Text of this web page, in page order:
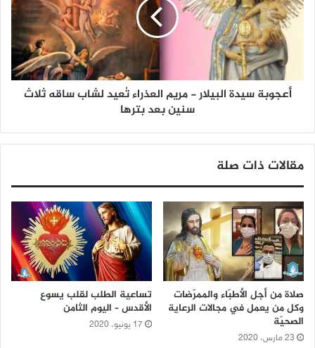
أعجوبة سيدة البيلار - مريم العذراء تُعيد لشاب ساقه ثلاث
سنين بعد بترها
مقالات ذات صلة
صلاة من أجل الأطبّاء والممرّضات
وكل من يعمل في مجالات الرعاية
الصحيّة
23 مارس، 2020
تساعية الطلب لقلب يسوع
الأقدس – اليوم الثامن
17 يونيو، 2020